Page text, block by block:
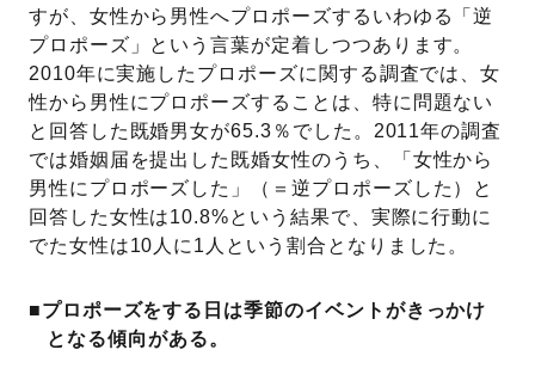
すが、女性から男性へプロポーズするいわゆる「逆
プロポーズ」という言葉が定着しつつあります。
2010年に実施したプロポーズに関する調査では、女
性から男性にプロポーズすることは、特に問題ない
と回答した既婚男女が65.3％でした。2011年の調査
では婚姻届を提出した既婚女性のうち、「女性から
男性にプロポーズした」（＝逆プロポーズした）と
回答した女性は10.8%という結果で、実際に行動に
でた女性は10人に1人という割合となりました。
■プロポーズをする日は季節のイベントがきっかけ
となる傾向がある。